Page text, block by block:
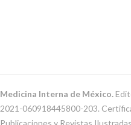
Medicina Interna de México.
2021-060918445800-203.
Publicaciones y Revistas